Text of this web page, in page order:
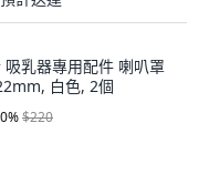
吸乳器專用配件 喇叭罩
白色, 2個
%$220